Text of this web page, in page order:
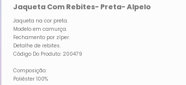
Jaqueta Com Rebites- Preta- Alpelo
Jaqueta na cor preta.
Modelo em camurça.
Fechamento por zíper.
Detalhe de rebites.
Código Do Produto: 200479
Composição:
Poliéster 100%